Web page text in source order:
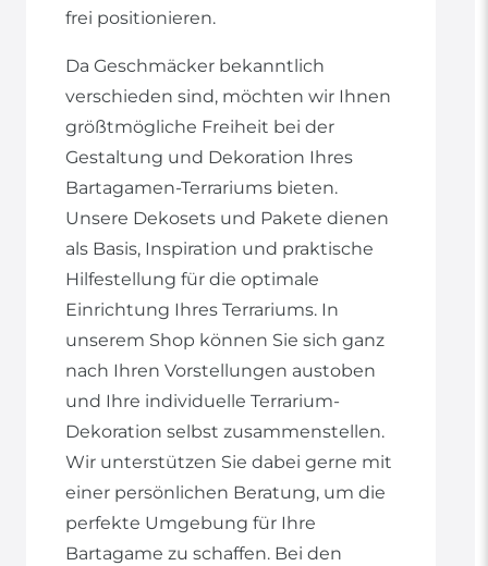
frei positionieren.
Da Geschmäcker bekanntlich
verschieden sind, möchten wir Ihnen
größtmögliche Freiheit bei der
Gestaltung und Dekoration Ihres
Bartagamen-Terrariums bieten.
Unsere Dekosets und Pakete dienen
als Basis, Inspiration und praktische
Hilfestellung für die optimale
Einrichtung Ihres Terrariums. In
unserem Shop können Sie sich ganz
nach Ihren Vorstellungen austoben
und Ihre individuelle Terrarium-
Dekoration selbst zusammenstellen.
Wir unterstützen Sie dabei gerne mit
einer persönlichen Beratung, um die
perfekte Umgebung für Ihre
Bartagame zu schaffen. Bei den